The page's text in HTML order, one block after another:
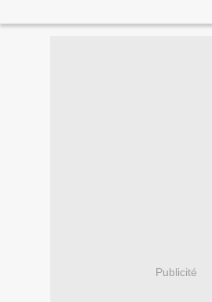
Publicité